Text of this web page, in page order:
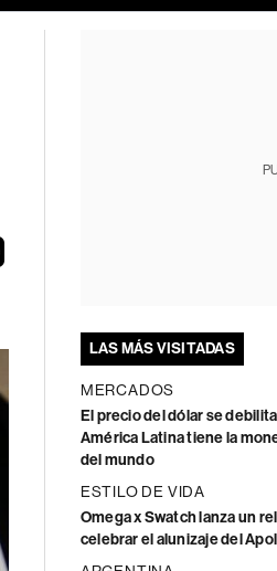
LAS MÁS VISITADAS
MERCADOS
El precio del dólar se
América Latina tiene la
del mundo
ESTILO DE VIDA
Omega x Swatch lanza un
celebrar el alunizaje del